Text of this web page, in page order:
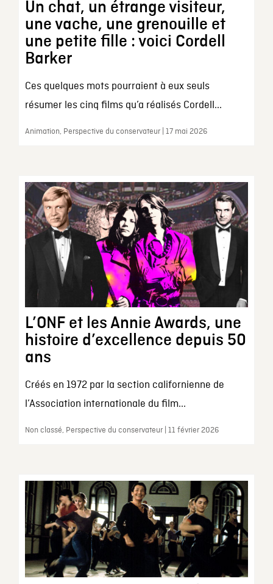
Un chat, un étrange visiteur,
une vache, une grenouille et
une petite fille : voici Cordell
Barker
Ces quelques mots pourraient à eux seuls
résumer les cinq films qu’a réalisés Cordell...
Animation, Perspective du conservateur | 17 mai 2026
L’ONF et les Annie Awards, une
histoire d’excellence depuis 50
ans
Créés en 1972 par la section californienne de
l’Association internationale du film...
Non classé, Perspective du conservateur | 11 février 2026